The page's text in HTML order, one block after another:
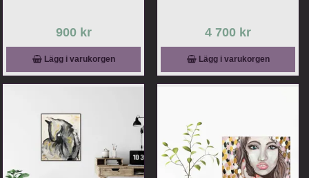
900 kr
Lägg i varukorgen
4 700 kr
Lägg i varukorgen